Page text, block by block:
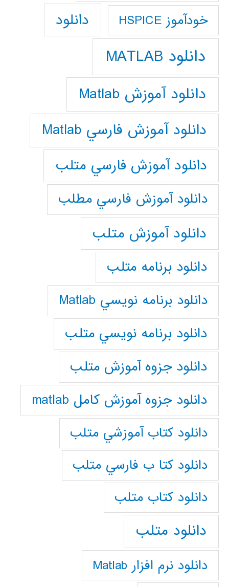
خودآموز HSPICE دانلود
دانلود MATLAB
دانلود آموزش Matlab
دانلود آموزش فارسي Matlab
دانلود آموزش فارسي متلب
دانلود آموزش فارسي مطلب
دانلود آموزش متلب
دانلود برنامه متلب
دانلود برنامه نويسي Matlab
دانلود برنامه نويسي متلب
دانلود جزوه آموزش متلب
دانلود جزوه آموزش کامل matlab
دانلود كتاب آموزشي متلب
دانلود كتا ب فارسي متلب
دانلود كتاب متلب
دانلود متلب
دانلود نرم افزار Matlab